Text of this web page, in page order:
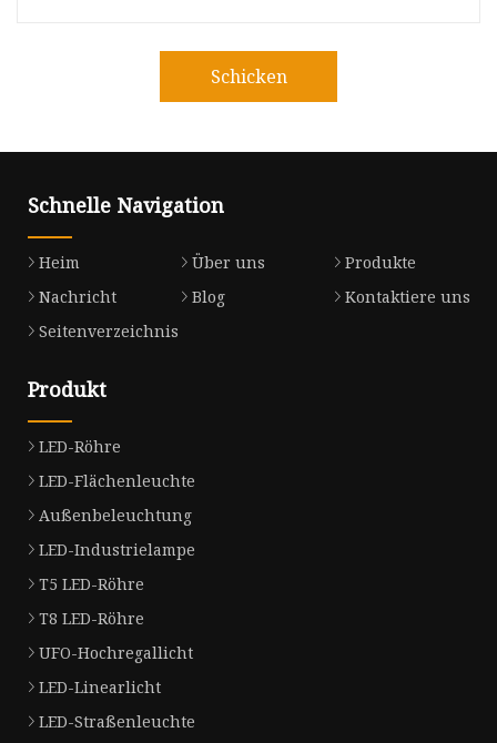
Schicken
Schnelle Navigation
Heim Über uns
Produkte
Nachricht
Blog
Kontaktiere uns
Seitenverzeichnis
Produkt
LED-Röhre
LED-Flächenleuchte
Außenbeleuchtung
LED-Industrielampe
T5 LED-Röhre
T8 LED-Röhre
UFO-Hochregallicht
LED-Linearlicht
LED-Straßenleuchte